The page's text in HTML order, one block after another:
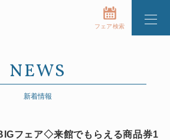
フェア検索
NEWS
新着情報
フェア◇来館でもらえる商品券1